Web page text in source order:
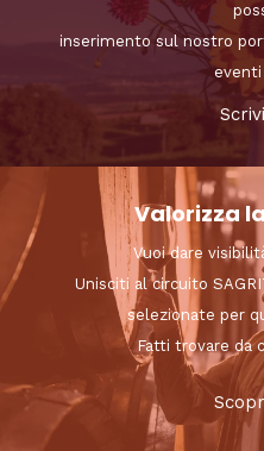
inserimento sul nostro
Valorizza
Vuoi dare
Unisciti al circuito
selezionate per
Fatti trovare da